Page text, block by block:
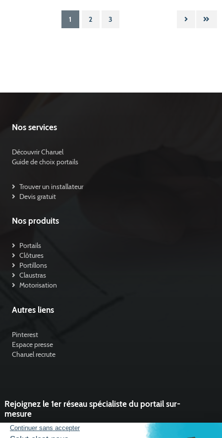
1 2 3
Nos services
Découvrir Charuel
Guide de choix portails
Trouver un installateur
Devis gratuit
Nos produits
Portails
Clôtures
Portillons
Claustras
Motorisation
Autres liens
Pinterest
Espace presse
Charuel recrute
Rejoignez le 1er réseau spécialiste du portail sur-
mesure